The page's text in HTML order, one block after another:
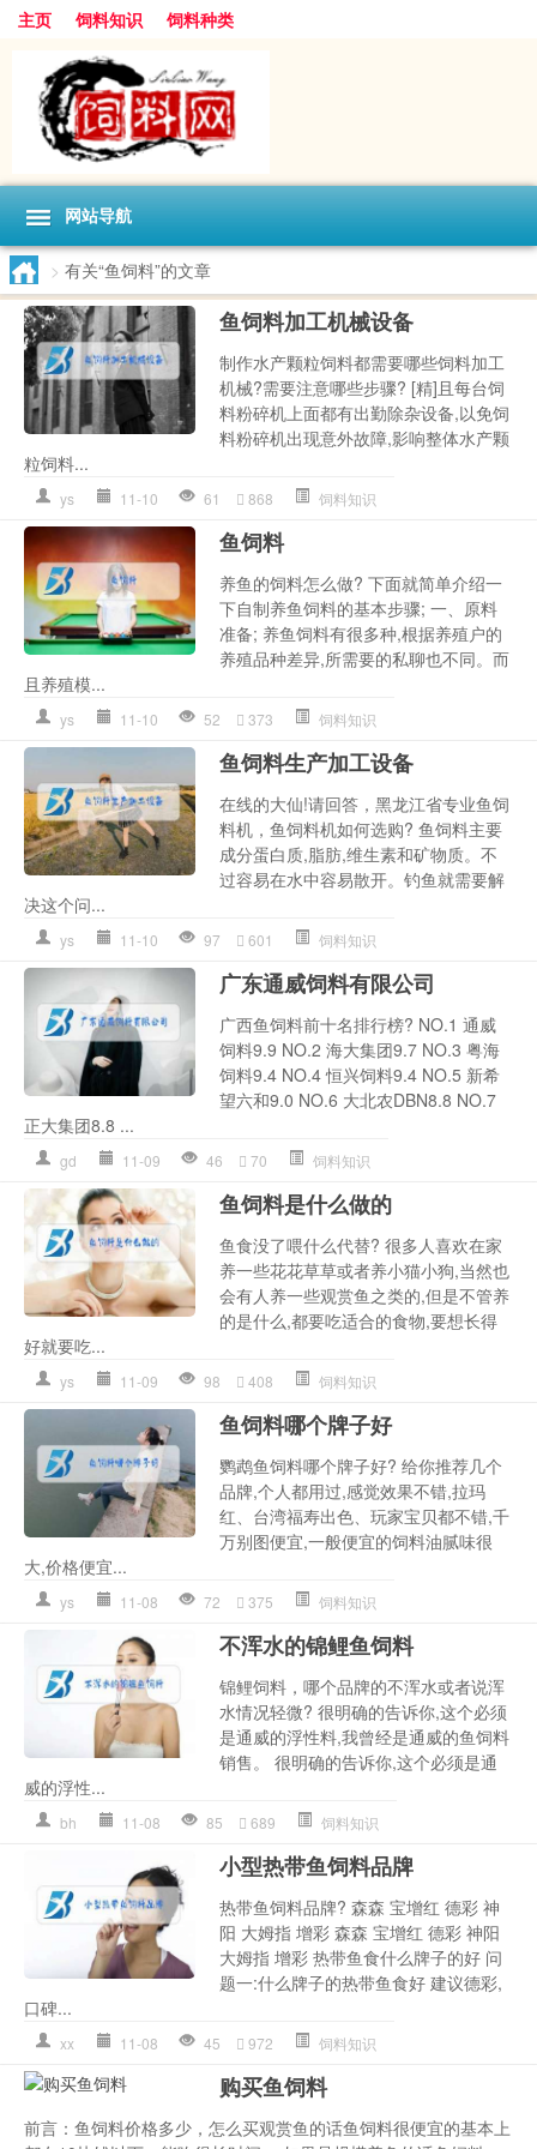
主页 饲料知识 饲料种类
网站导航
> 有关“鱼饲料”的文章
鱼饲料加工机械设备
制作水产颗粒饲料都需要哪些饲料加工
机械?需要注意哪些步骤? [精]且每台饲
料粉碎机上面都有出勤除杂设备,以免饲
料粉碎机出现意外故障,影响整体水产颗
粒饲料...
ys 11-10 61 868 饲料知识
鱼饲料
养鱼的饲料怎么做? 下面就简单介绍一
下自制养鱼饲料的基本步骤; 一、原料
准备; 养鱼饲料有很多种,根据养殖户的
养殖品种差异,所需要的私聊也不同。而
且养殖模...
ys 11-10 52 373 饲料知识
鱼饲料生产加工设备
在线的大仙!请回答，黑龙江省专业鱼饲
料机，鱼饲料机如何选购? 鱼饲料主要
成分蛋白质,脂肪,维生素和矿物质。不
过容易在水中容易散开。钓鱼就需要解
决这个问...
ys 11-10 97 601 饲料知识
广东通威饲料有限公司
广西鱼饲料前十名排行榜? NO.1 通威
饲料9.9 NO.2 海大集团9.7 NO.3 粤海
饲料9.4 NO.4 恒兴饲料9.4 NO.5 新希
望六和9.0 NO.6 大北农DBN8.8 NO.7
正大集团8.8 ...
gd 11-09 46 70 饲料知识
鱼饲料是什么做的
鱼食没了喂什么代替? 很多人喜欢在家
养一些花花草草或者养小猫小狗,当然也
会有人养一些观赏鱼之类的,但是不管养
的是什么,都要吃适合的食物,要想长得
好就要吃...
ys 11-09 98 408 饲料知识
鱼饲料哪个牌子好
鹦鹉鱼饲料哪个牌子好? 给你推荐几个
品牌,个人都用过,感觉效果不错,拉玛
红、台湾福寿出色、玩家宝贝都不错,千
万别图便宜,一般便宜的饲料油腻味很
大,价格便宜...
ys 11-08 72 375 饲料知识
不浑水的锦鲤鱼饲料
锦鲤饲料，哪个品牌的不浑水或者说浑
水情况轻微? 很明确的告诉你,这个必须
是通威的浮性料,我曾经是通威的鱼饲料
销售。 很明确的告诉你,这个必须是通
威的浮性...
bh 11-08 85 689 饲料知识
小型热带鱼饲料品牌
热带鱼饲料品牌? 森森 宝增红 德彩 神
阳 大姆指 增彩 森森 宝增红 德彩 神阳
大姆指 增彩 热带鱼食什么牌子的好 问
题一:什么牌子的热带鱼食好 建议德彩,
口碑...
xx 11-08 45 972 饲料知识
购买鱼饲料
前言：鱼饲料价格多少，怎么买观赏鱼的话鱼饲料很便宜的基本上